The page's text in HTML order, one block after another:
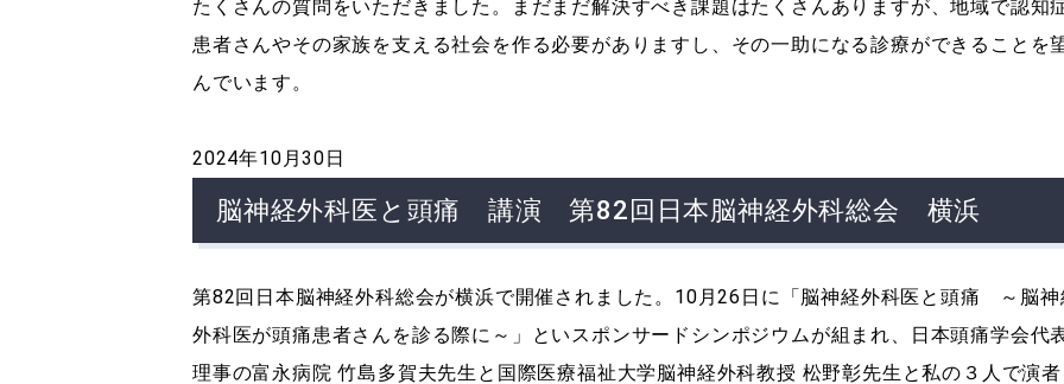
たくさんの質問をいただきました。まだまだ解決すべき課題はたくさんありますが、地域で認知
患者さんやその家族を支える社会を作る必要がありますし、その一助になる診療ができることを
んでいます。
2024年10月30日
脳神経外科医と頭痛 講演 第82回日本脳神経外科総会 横浜
第82回日本脳神経外科総会が横浜で開催されました。10月26日に「脳神経外科医と頭痛 ～脳神
外科医が頭痛患者さんを診る際に～」といスポンサードシンポジウムが組まれ、日本頭痛学会代
理事の富永病院 竹島多賀夫先生と国際医療福祉大学脳神経外科教授 松野彰先生と私の３人で演者